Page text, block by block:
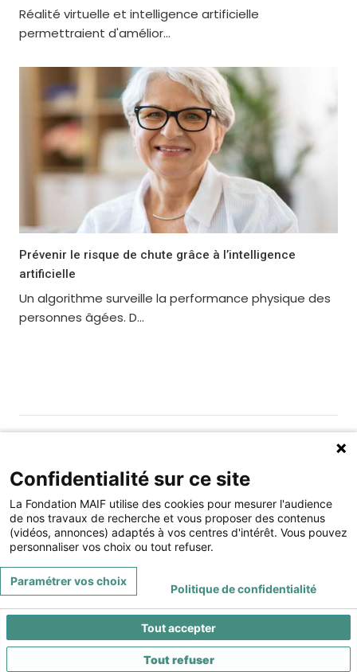
Réalité virtuelle et intelligence artificielle
permettraient d'amélior...
Prévenir le risque de chute grâce à l’intelligence
artificielle
Un algorithme surveille la performance physique des
personnes âgées. D...
Fondation MAIF
275 rue du Stade, 79180 CHAURAY
Téléphone : 05.49.73.87.04
Contact Mentions légales
Confidentialité sur ce site
La Fondation MAIF utilise des cookies pour mesurer l'audience
de nos travaux de recherche et vous proposer des contenus
(vidéos, annonces) adaptés à vos centres d'intérêt. Vous pouvez
personnaliser vos choix ou tout refuser.
Tout accepter
Tout refuser
Paramétrer vos choix
Politique de confidentialité